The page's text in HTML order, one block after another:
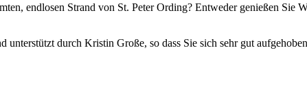
endlosen Strand von St. Peter Ording? Entweder genießen Sie
unterstützt durch Kristin Große, so dass Sie sich sehr gut